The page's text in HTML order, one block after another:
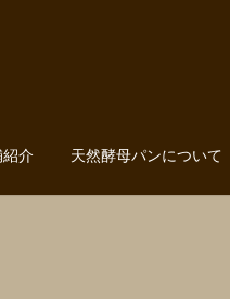
紹介 天然酵母パンについて